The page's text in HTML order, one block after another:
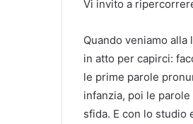
Vi invito a
Quando veniamo
in atto per capirci:
le prime parole
infanzia, poi le
sfida. E con lo studio